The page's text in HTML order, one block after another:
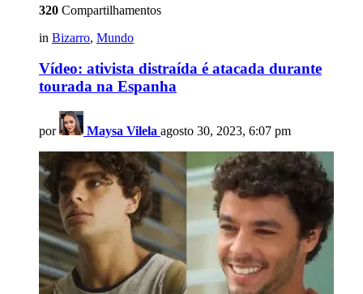
320 Compartilhamentos
in Bizarro, Mundo
Vídeo: ativista distraída é atacada durante
tourada na Espanha
por Maysa Vilela agosto 30, 2023, 6:07 pm